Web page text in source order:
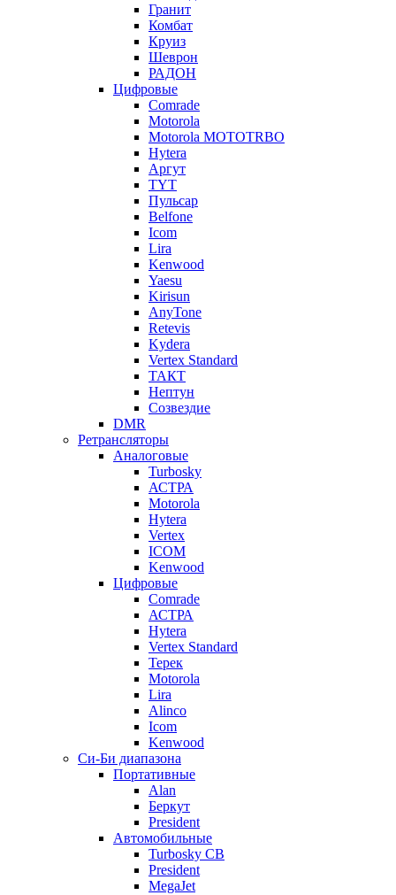
Гранит
Комбат
Круиз
Шеврон
РАДОН
Цифровые
Comrade
Motorola
Motorola MOTOTRBO
Hytera
Аргут
TYT
Пульсар
Belfone
Icom
Lira
Kenwood
Yaesu
Kirisun
AnyTone
Retevis
Kydera
Vertex Standard
ТАКТ
Нептун
Созвездие
DMR
Ретрансляторы
Аналоговые
Turbosky
АСТРА
Motorola
Hytera
Vertex
ICOM
Kenwood
Цифровые
Comrade
АСТРА
Hytera
Vertex Standard
Терек
Motorola
Lira
Alinco
Icom
Kenwood
Си-Би диапазона
Портативные
Alan
Беркут
President
Автомобильные
Turbosky CB
President
MegaJet